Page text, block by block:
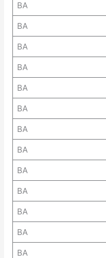
BA
BA
BA
BA
BA
BA
BA
BA
BA
BA
BA
BA
BA